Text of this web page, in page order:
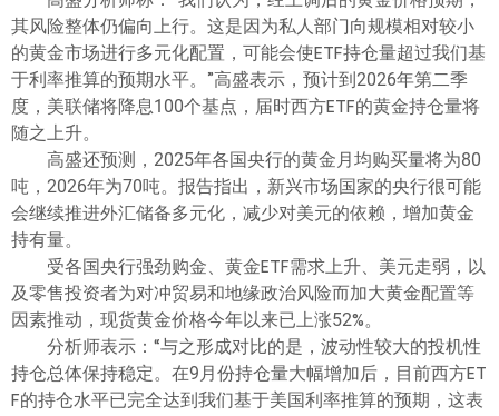
其风险整体仍偏向上行。这是因为私人部门向规模相对较小
的黄金市场进行多元化配置，可能会使ETF持仓量超过我们基
于利率推算的预期水平。”高盛表示，预计到2026年第二季
度，美联储将降息100个基点，届时西方ETF的黄金持仓量将
随之上升。
高盛还预测，2025年各国央行的黄金月均购买量将为80
吨，2026年为70吨。报告指出，新兴市场国家的央行很可能
会继续推进外汇储备多元化，减少对美元的依赖，增加黄金
持有量。
受各国央行强劲购金、黄金ETF需求上升、美元走弱，以
及零售投资者为对冲贸易和地缘政治风险而加大黄金配置等
因素推动，现货黄金价格今年以来已上涨52%。
分析师表示：“与之形成对比的是，波动性较大的投机性
持仓总体保持稳定。在9月份持仓量大幅增加后，目前西方ET
F的持仓水平已完全达到我们基于美国利率推算的预期，这表